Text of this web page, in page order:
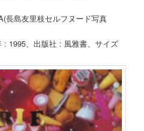
長島友里枝セルフヌード写真
1995、出版社 : 風雅書、サイズ